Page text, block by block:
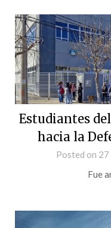
Estudiantes
hacia la
Posted on 27
Fue